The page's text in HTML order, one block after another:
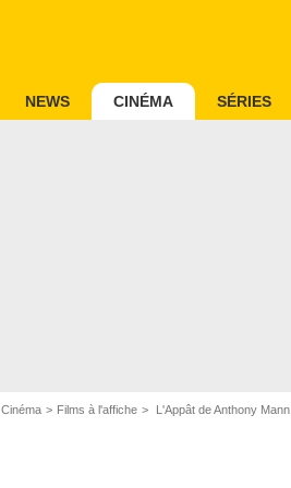
NEWS CINÉMA SÉRIES
Cinéma Films à l'affiche L'Appât de Anthony Mann